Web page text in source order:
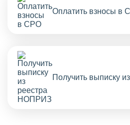
Оплатить взносы в
Получить выписку